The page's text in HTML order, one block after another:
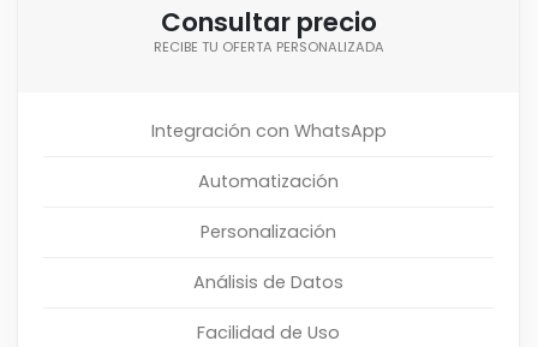
Consultar precio
RECIBE TU OFERTA PERSONALIZADA
Integración con WhatsApp
Automatización
Personalización
Análisis de Datos
Facilidad de Uso